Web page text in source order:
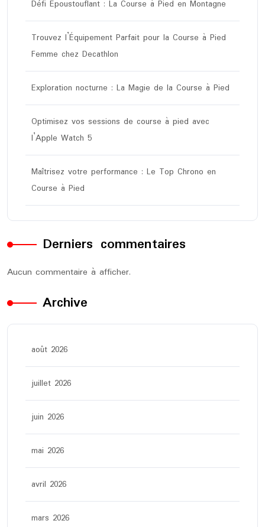
Défi Époustouflant : La Course à Pied en Montagne
Trouvez l’Équipement Parfait pour la Course à Pied
Femme chez Decathlon
Exploration nocturne : La Magie de la Course à Pied
Optimisez vos sessions de course à pied avec
l’Apple Watch 5
Maîtrisez votre performance : Le Top Chrono en
Course à Pied
Derniers commentaires
Aucun commentaire à afficher.
Archive
août 2026
juillet 2026
juin 2026
mai 2026
avril 2026
mars 2026